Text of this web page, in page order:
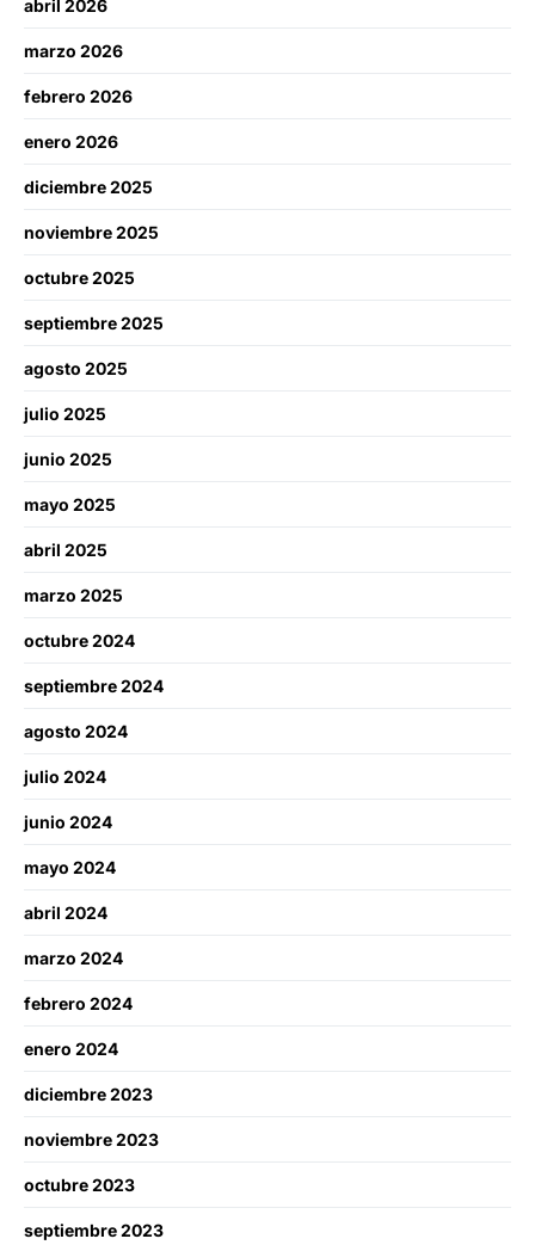
abril 2026
marzo 2026
febrero 2026
enero 2026
diciembre 2025
noviembre 2025
octubre 2025
septiembre 2025
agosto 2025
julio 2025
junio 2025
mayo 2025
abril 2025
marzo 2025
octubre 2024
septiembre 2024
agosto 2024
julio 2024
junio 2024
mayo 2024
abril 2024
marzo 2024
febrero 2024
enero 2024
diciembre 2023
noviembre 2023
octubre 2023
septiembre 2023